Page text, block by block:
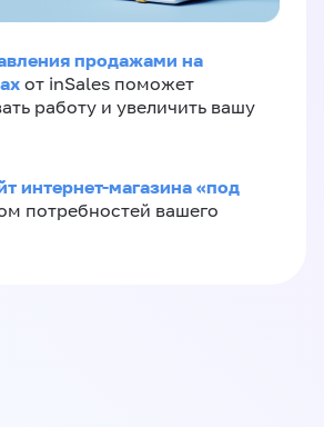
продажами на
от inSales поможет
работу и увеличить вашу
интернет-магазина «под
потребностей вашего